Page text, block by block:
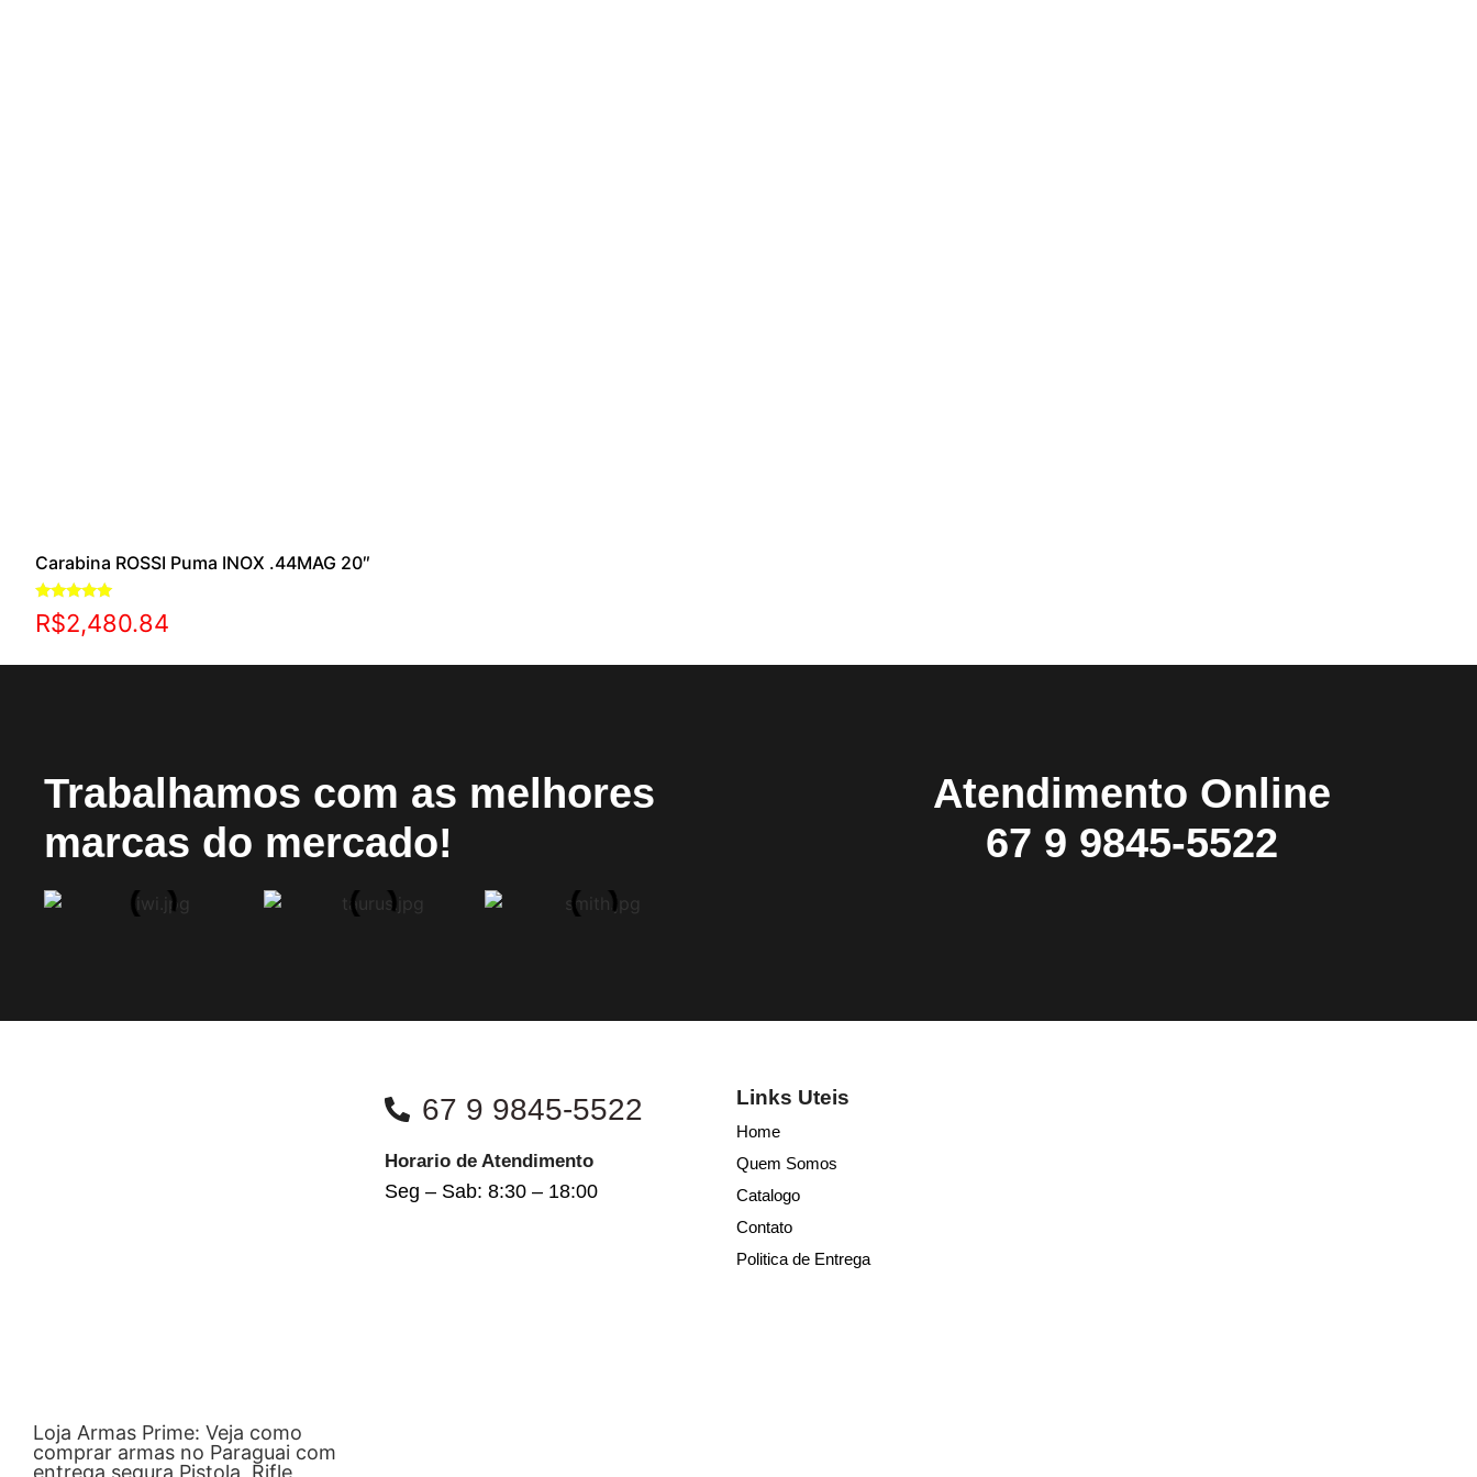
Carabina ROSSI Puma INOX .44MAG 20″
Avaliação
5.00
R$2,480.84
Trabalhamos com as melhores
marcas do mercado!
Atendimento Online
67 9 9845-5522
Loja Armas Prime: Veja como
comprar armas no Paraguai com
entrega segura Pistola, Rifle,
67 9 9845-5522
Horario de Atendimento
Seg – Sab: 8:30 – 18:00
Links Uteis
Home
Quem Somos
Catalogo
Contato
Politica de Entrega